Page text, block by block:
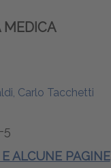
MEDICA
Carlo Tacchetti
5
ALCUNE PAGINE